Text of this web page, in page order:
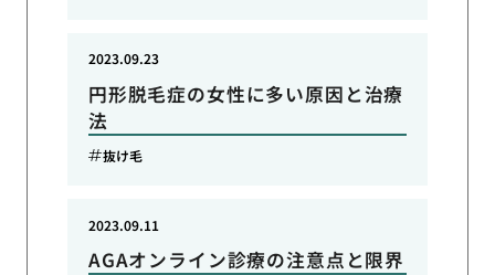
円形脱毛症の女性に多い原因と治療
法
2023.09.23
抜け毛
AGAオンライン診療の注意点と限界
2023.09.11